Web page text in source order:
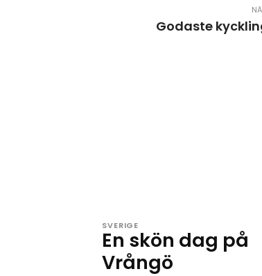
Godaste
SVERIGE
En skön dag på
Vrångö